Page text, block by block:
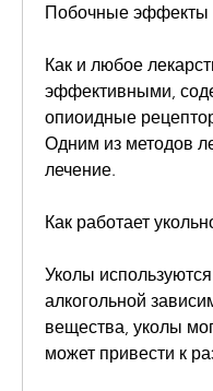
Побочные эффекты
Как и любое
эффективными,
опиоидные
Одним из методов
лечение.
Как работает
Уколы
алкогольной
вещества, уколы
может привести к